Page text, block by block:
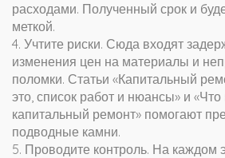
расходами. Полученный срок и
меткой.
4. Учтите риски. Сюда входят
изменения цен на материалы и
поломки. Статьи «Капитальный
это, список работ и нюансы» и «Что
капитальный ремонт» помогают
подводные камни.
5. Проводите контроль. На каждом